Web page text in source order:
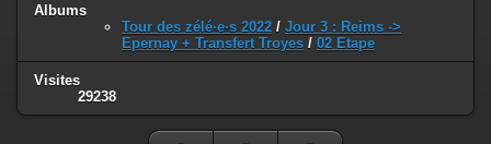
Albums
Tour des zélé·e·s 2022 / Jour 3 : Reims ->
Epernay + Transfert Troyes / 02 Etape
Visites
29238